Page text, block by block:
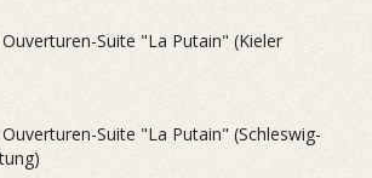
Suite "La Putain" (Kieler
Suite "La Putain" (Schleswig-